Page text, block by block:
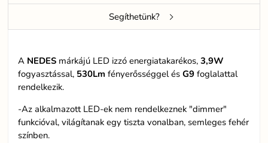
Segíthetünk?
A NEDES márkájú LED izzó energiatakarékos,3,9W
fogyasztással, 530Lm fényerősséggel ésG9 foglalattal
rendelkezik.
-Az alkalmazott LED-ek nem rendelkeznek "dimmer"
funkcióval, világítanak egy tiszta vonalban, semleges fehér
színben.